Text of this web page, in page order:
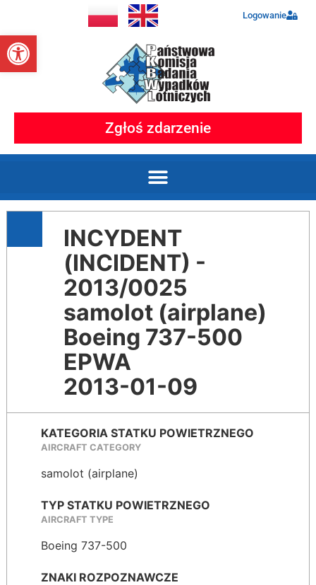
Otwórz pasek narzędzi
Logowanie
Zgłoś zdarzenie
INCYDENT
(INCIDENT) -
2013/0025
samolot (airplane)
Boeing 737-500
EPWA
2013-01-09
KATEGORIA STATKU POWIETRZNEGO
AIRCRAFT CATEGORY
samolot (airplane)
TYP STATKU POWIETRZNEGO
AIRCRAFT TYPE
Boeing 737-500
ZNAKI ROZPOZNAWCZE